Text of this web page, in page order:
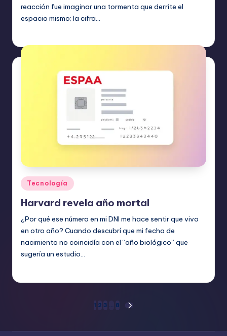
reacción fue imaginar una tormenta que derrite el
espacio mismo; la cifra…
Publicado
en
Tecnología
Harvard revela año mortal
¿Por qué ese número en mi DNI me hace sentir que vivo
en otro año? Cuando descubrí que mi fecha de
nacimiento no coincidía con el “año biológico” que
sugería un estudio…
Paginación
de
1 2 3 … 8